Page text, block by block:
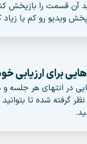
آن قسمت را بازپخش
ویدیو رو کم یا زیاد
برای ارزیابی
در انتهای هر جلسه
نظر گرفته شده تا